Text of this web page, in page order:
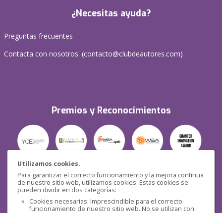
Utilizamos cookies.
Para garantizar el correcto funcionamiento y la mejora continua
de nuestro sitio web, utilizamos cookies. Estas cookies se
pueden dividir en dos categorías:
Cookies necesarias: Imprescindible para el correcto
funcionamiento de nuestro sitio web. No se utilizan con
¿Necesitas ayuda?
Preguntas frecuentes
Contacta con nosotros: (contacto@clubdeautores.com)
Premios y Reconocimientos
Seguridad